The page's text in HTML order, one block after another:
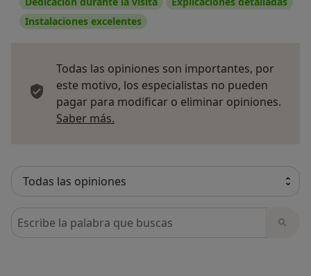
Instalaciones excelentes
Todas las opiniones son importantes, por
este motivo, los especialistas no pueden
pagar para modificar o eliminar opiniones.
Saber más.
Busca en opiniones